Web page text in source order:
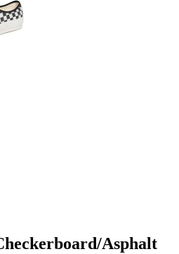
Asphalt